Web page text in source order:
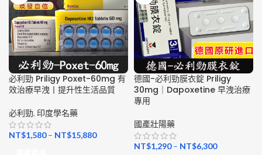
必利勁 Priligy Poxet-60mg 有
效治療早洩丨提升性生活品質
必利勁, 印度學名藥
NT$1,580– NT$15,880
德國-必利勁膜衣錠 Priligy
30mg｜Dapoxetine 早洩治療
專用
國產壯陽藥
NT$1,290– NT$6,300